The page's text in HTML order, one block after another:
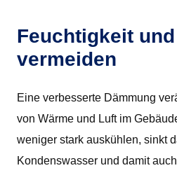
Feuchtigkeit und
vermeiden
Eine verbesserte Dämmung
von Wärme und Luft im
weniger stark auskühlen, sinkt
Kondenswasser und damit